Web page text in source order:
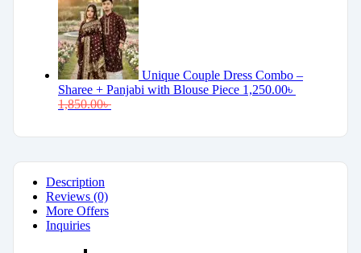
Unique Couple Dress Combo –
Sharee + Panjabi with Blouse Piece 1,250.00৳
1,850.00৳
Description
Reviews (0)
More Offers
Inquiries